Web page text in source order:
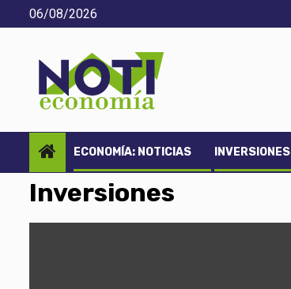
Saltar
al
06/08/2026
ECONOMÍA: NOTICIAS INVERSIONES
Inversiones